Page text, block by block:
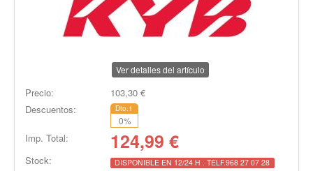
Ver detalles del artículo
Precio: 103,30€
Descuentos:
Dto.1
0%
Imp. Total: 124,99 €
Stock: DISPONIBLE EN 12/24 H . TELF.968 27 07 28